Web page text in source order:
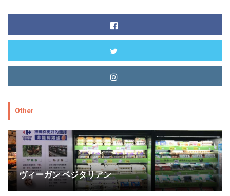
Other
ヴィーガン ベジタリアン